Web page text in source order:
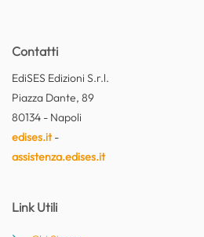
Contatti
EdiSES Edizioni S.r.l.
Piazza Dante, 89
80134 - Napoli
edises.it-
assistenza.edises.it
Link Utili